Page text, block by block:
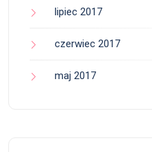
lipiec 2017
czerwiec 2017
maj 2017